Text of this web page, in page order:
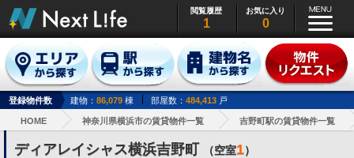
閲覧履歴
1
お気に入り
0
登録物件数 建物： 86,079 棟 部屋数： 484,413 戸
HOME 神奈川県横浜市の賃貸物件一覧 吉野町駅の賃貸物件一覧
ディアレイシャス横浜吉野町 （空室1）